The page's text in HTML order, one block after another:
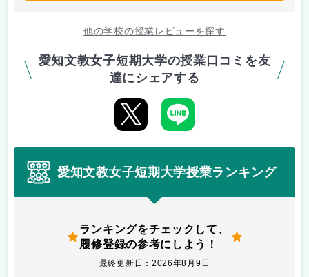
他の学校の授業レビューを探す
愛知文教女子短期大学の授業口コミを友
達にシェアする
愛知文教女子短期大学授業ランキング
ランキングをチェックして、
履修登録の参考にしよう！
最終更新日：2026年8月9日